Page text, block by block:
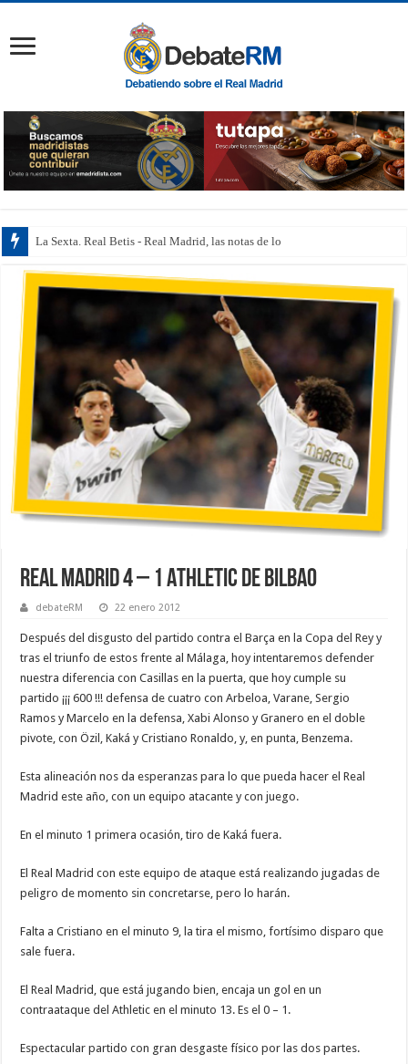
La Sexta. Real Betis - Real Madrid, las notas de los jugadores
Real Madrid 4 – 1 Athletic de Bilbao
debateRM 22 enero 2012
Después del disgusto del partido contra el Barça en la Copa del Rey y
tras el triunfo de estos frente al Málaga, hoy intentaremos defender
nuestra diferencia con Casillas en la puerta, que hoy cumple su
partido ¡¡¡ 600 !!! defensa de cuatro con Arbeloa, Varane, Sergio
Ramos y Marcelo en la defensa, Xabi Alonso y Granero en el doble
pivote, con Özil, Kaká y Cristiano Ronaldo, y, en punta, Benzema.
Esta alineación nos da esperanzas para lo que pueda hacer el Real
Madrid este año, con un equipo atacante y con juego.
En el minuto 1 primera ocasión, tiro de Kaká fuera.
El Real Madrid con este equipo de ataque está realizando jugadas de
peligro de momento sin concretarse, pero lo harán.
Falta a Cristiano en el minuto 9, la tira el mismo, fortísimo disparo que
sale fuera.
El Real Madrid, que está jugando bien, encaja un gol en un
contraataque del Athletic en el minuto 13. Es el 0 – 1.
Espectacular partido con gran desgaste físico por las dos partes.